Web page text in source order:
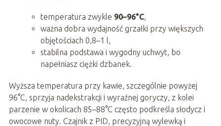
temperatura zwykle 90–96°C,
ważna dobra wydajność grzałki przy większych
objętościach 0,8–1 l,
stabilna podstawa i wygodny uchwyt, bo
napełniasz ciężki dzbanek.
Wyższa temperatura przy kawie, szczególnie powyżej
96°C, sprzyja nadekstrakcji i wyraźnej goryczy, z kolei
parzenie w okolicach 85–88°C często podkreśla słodycz i
owocowe nuty. Czajnik z PID, precyzyjną wylewką i